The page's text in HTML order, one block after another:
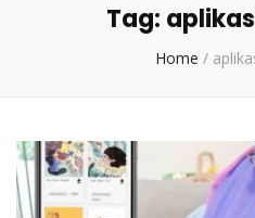
Tag:
Home /